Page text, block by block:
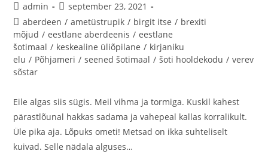
admin
september 23, 2021
aberdeen / ametüstrupik / birgit itse / brexiti
mõjud / eestlane aberdeenis / eestlane
šotimaal / keskealine üliõpilane / kirjaniku
elu / Põhjameri / seened šotimaal / šoti hooldekodu / verev
sõstar
Eile algas siis sügis. Meil vihma ja tormiga. Kuskil kahest
pärastlõunal hakkas sadama ja vahepeal kallas korralikult.
Üle pika aja. Lõpuks ometi! Metsad on ikka suhteliselt
kuivad. Selle nädala alguses…